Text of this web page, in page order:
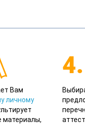
Вам
личному
материалы,
4.